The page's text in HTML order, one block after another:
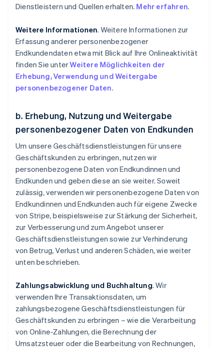
Dienstleistern und Quellen erhalten. Mehr erfahren.
Weitere Informationen. Weitere Informationen zur
Erfassung anderer personenbezogener
Endkundendaten etwa mit Blick auf Ihre Onlineaktivität
finden Sie unterWeitere Möglichkeiten der
Erhebung, Verwendung und Weitergabe
personenbezogener Daten.
b. Erhebung, Nutzung und Weitergabe
personenbezogener Daten von Endkunden
Um unsere Geschäftsdienstleistungen für unsere
Geschäftskunden zu erbringen, nutzen wir
personenbezogene Daten von Endkundinnen und
Endkunden und geben diese an sie weiter. Soweit
zulässig, verwenden wir personenbezogene Daten von
Endkundinnen und Endkunden auch für eigene Zwecke
von Stripe, beispielsweise zur Stärkung der Sicherheit,
zur Verbesserung und zum Angebot unserer
Geschäftsdienstleistungen sowie zur Verhinderung
von Betrug, Verlust und anderen Schäden, wie weiter
unten beschrieben.
Zahlungsabwicklung und Buchhaltung. Wir
verwenden Ihre Transaktionsdaten, um
zahlungsbezogene Geschäftsdienstleistungen für
Geschäftskunden zu erbringen – wie die Verarbeitung
von Online-Zahlungen, die Berechnung der
Umsatzsteuer oder die Bearbeitung von Rechnungen,